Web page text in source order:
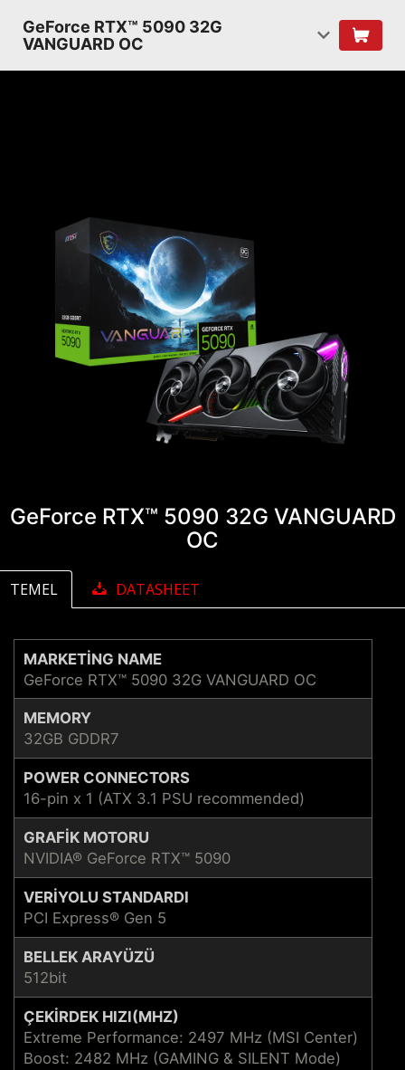
GeForce RTX™ 5090 32G
VANGUARD OC
GeForce RTX™ 5090 32G VANGUARD
OC
TEMEL DATASHEET
MARKETING NAME
GeForce RTX™ 5090 32G VANGUARD OC
MEMORY
32GB GDDR7
POWER CONNECTORS
16-pin x 1 (ATX 3.1 PSU recommended)
GRAFIK MOTORU
NVIDIA® GeForce RTX™ 5090
VERIYOLU STANDARDI
PCI Express® Gen 5
BELLEK ARAYÜZÜ
512bit
ÇEKIRDEK HIZI(MHZ)
Extreme Performance: 2497 MHz (MSI Center)
Boost: 2482 MHz (GAMING & SILENT Mode)